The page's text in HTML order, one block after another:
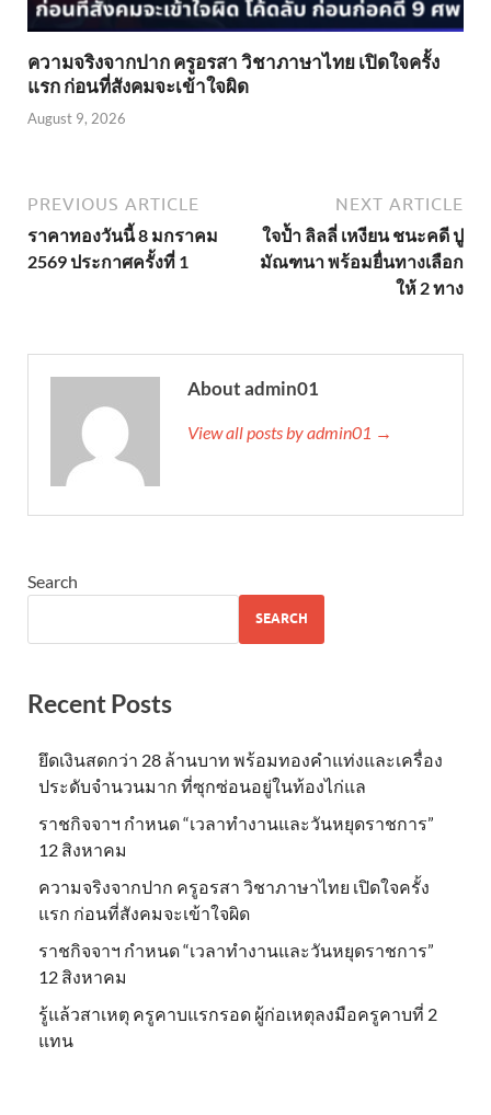
ความจริงจากปาก ครูอรสา วิชาภาษาไทย เปิดใจครั้ง
แรก ก่อนที่สังคมจะเข้าใจผิด
August 9, 2026
PREVIOUS ARTICLE
ราคาทองวันนี้ 8 มกราคม
2569 ประกาศครั้งที่ 1
NEXT ARTICLE
ใจป้ำ ลิลลี่ เหงียน ชนะคดี ปู
มัณฑนา พร้อมยื่นทางเลือก
ให้ 2 ทาง
About admin01
View all posts by admin01 →
Search
SEARCH
Recent Posts
ยึดเงินสดกว่า 28 ล้านบาท พร้อมทองคำแท่งและเครื่อง
ประดับจำนวนมาก ที่ซุกซ่อนอยู่ในท้องไก่แล
ราชกิจจาฯ กำหนด “เวลาทำงานและวันหยุดราชการ”
12 สิงหาคม
ความจริงจากปาก ครูอรสา วิชาภาษาไทย เปิดใจครั้ง
แรก ก่อนที่สังคมจะเข้าใจผิด
ราชกิจจาฯ กำหนด “เวลาทำงานและวันหยุดราชการ”
12 สิงหาคม
รู้แล้วสาเหตุ ครูคาบแรกรอด ผู้ก่อเหตุลงมือครูคาบที่ 2
แทน